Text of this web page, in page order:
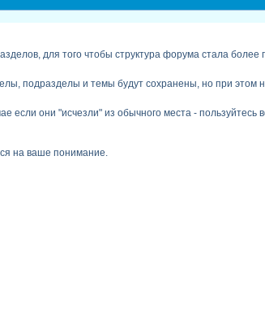
для того чтобы структура форума стала
подразделы и темы будут сохранены, но при этом
если они "исчезли" из обычного меcта -
на ваше понимание.